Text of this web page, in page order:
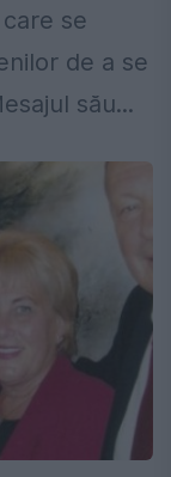
se
de a se
său...